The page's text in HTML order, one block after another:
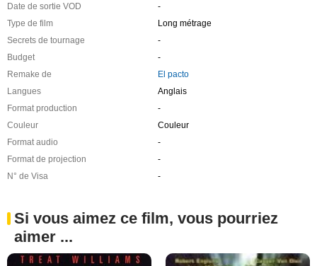
Date de sortie VOD
-
Type de film
Long métrage
Secrets de tournage
-
Budget
-
Remake de
El pacto
Langues
Anglais
Format production
-
Couleur
Couleur
Format audio
-
Format de projection
-
N° de Visa
-
Si vous aimez ce film, vous pourriez
aimer ...